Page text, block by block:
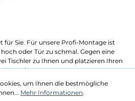
für Sie. Für unsere Profi-Montage ist
oder Tür zu schmal. Gegen eine
Tischler zu Ihnen und platzieren Ihren
Wunschort.
um Ihnen die bestmögliche
Mehr Informationen.